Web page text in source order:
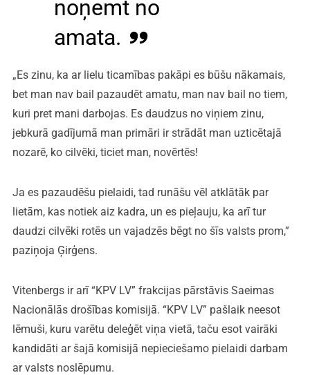
noņemt no
amata.
„Es zinu, ka ar lielu ticamības pakāpi es būšu nākamais,
bet man nav bail pazaudēt amatu, man nav bail no tiem,
kuri pret mani darbojas. Es daudzus no viņiem zinu,
jebkurā gadījumā man primāri ir strādāt man uzticētajā
nozarē, ko cilvēki, ticiet man, novērtēs!
Ja es pazaudēšu pielaidi, tad runāšu vēl atklātāk par
lietām, kas notiek aiz kadra, un es pieļauju, ka arī tur
daudzi cilvēki rotēs un vajadzēs bēgt no šīs valsts prom,”
paziņoja Ģirģens.
Vitenbergs ir arī “KPV LV” frakcijas pārstāvis Saeimas
Nacionālās drošības komisijā. “KPV LV” pašlaik neesot
lēmuši, kuru varētu deleģēt viņa vietā, taču esot vairāki
kandidāti ar šajā komisijā nepieciešamo pielaidi darbam
ar valsts noslēpumu.